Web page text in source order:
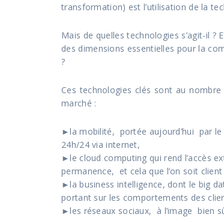
transformation) est l’utilisation de la
Mais de quelles technologies s’agit-il
des dimensions essentielles pour la
?
Ces technologies clés sont au
marché :
►la mobilité, portée aujourd’hui par le
24h/24 via internet,
►le cloud computing qui rend l’accès
permanence, et cela que l’on soit
►la business intelligence, dont le big
portant sur les comportements des
►les réseaux sociaux, à l’image bien